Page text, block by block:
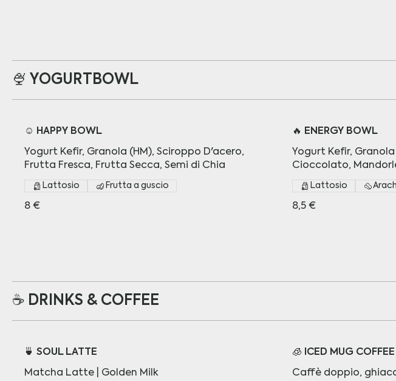
🍨 YOGURTBOWL
☺️ HAPPY BOWL
Yogurt Kefir, Granola (HM), Sciroppo D'acero,
Frutta Fresca, Frutta Secca, Semi di Chia
8 €
Lattosio Frutta a guscio
🔥 ENERGY BOWL
Yogurt Kefir,
Cioccolato,
8,5 €
Lattosio
☕️ DRINKS & COFFEE
🍵 SOUL LATTE
Matcha Latte | Golden Milk
🧊 ICED MUG COFFEE
Caffè doppio,